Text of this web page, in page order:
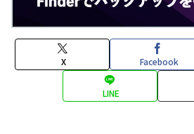
X Facebook
LINE